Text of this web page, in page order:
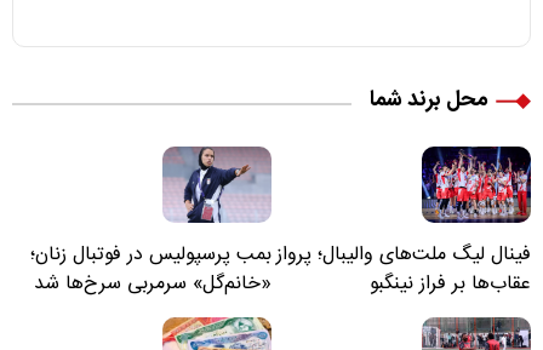
محل برند شما
فینال لیگ ملت‌های والیبال؛ پرواز
عقاب‌ها بر فراز نینگبو
بمب پرسپولیس در فوتبال زنان؛
«خانم‌گل» سرمربی سرخ‌ها شد